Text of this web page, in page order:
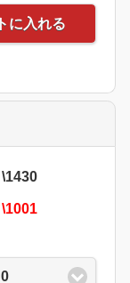
に入れる
\1001
0